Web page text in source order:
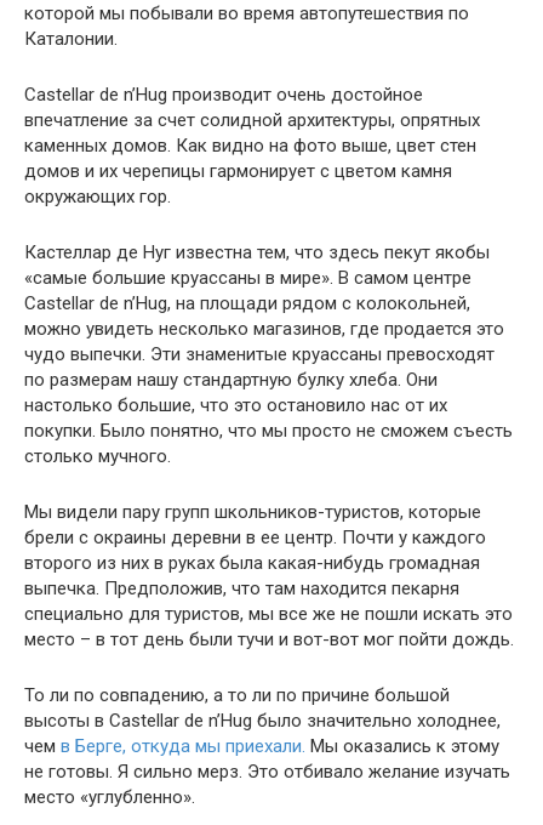
которой мы побывали во время автопутешествия по
Каталонии.
Castellar de n’Hug производит очень достойное
впечатление за счет солидной архитектуры, опрятных
каменных домов. Как видно на фото выше, цвет стен
домов и их черепицы гармонирует с цветом камня
окружающих гор.
Кастеллар де Нуг известна тем, что здесь пекут якобы
«самые большие круассаны в мире». В самом центре
Castellar de n’Hug, на площади рядом с колокольней,
можно увидеть несколько магазинов, где продается это
чудо выпечки. Эти знаменитые круассаны превосходят
по размерам нашу стандартную булку хлеба. Они
настолько большие, что это остановило нас от их
покупки. Было понятно, что мы просто не сможем съесть
столько мучного.
Мы видели пару групп школьников-туристов, которые
брели с окраины деревни в ее центр. Почти у каждого
второго из них в руках была какая-нибудь громадная
выпечка. Предположив, что там находится пекарня
специально для туристов, мы все же не пошли искать это
место – в тот день были тучи и вот-вот мог пойти дождь.
То ли по совпадению, а то ли по причине большой
высоты в Castellar de n’Hug было значительно холоднее,
чем в Берге, откуда мы приехали. Мы оказались к этому
не готовы. Я сильно мерз. Это отбивало желание изучать
место «углубленно».